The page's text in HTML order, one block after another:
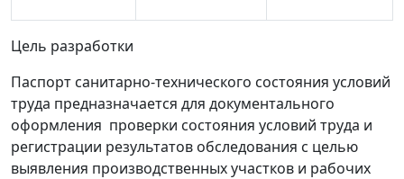
Цель разработки
Паспорт санитарно-технического состояния условий
труда предназначается для документального
оформления проверки состояния условий труда и
регистрации результатов обследования с целью
выявления производственных участков и рабочих